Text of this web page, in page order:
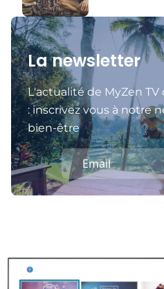
La newsletter
L'actualité de MyZen
: inscrivez vous à notre
bien-être